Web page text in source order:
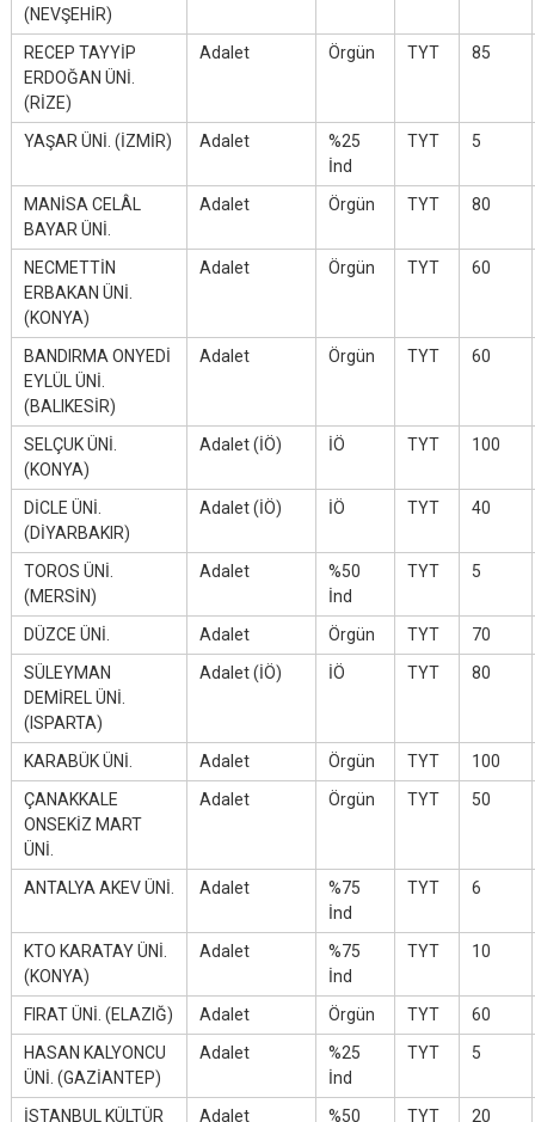
(NEVŞEHİR)
RECEP TAYYİP
ERDOĞAN ÜNİ.
(RİZE)
Adalet Örgün TYT 85
YAŞAR ÜNİ. (İZMİR) Adalet
%25
İnd
TYT 5
MANİSA CELÂL
BAYAR ÜNİ.
Adalet Örgün TYT 80
NECMETTİN
ERBAKAN ÜNİ.
(KONYA)
Adalet Örgün TYT 60
BANDIRMA ONYEDİ
EYLÜL ÜNİ.
(BALIKESİR)
Adalet Örgün TYT 60
SELÇUK ÜNİ.
(KONYA)
Adalet (İÖ) İÖ TYT 100
DİCLE ÜNİ.
(DİYARBAKIR)
Adalet (İÖ) İÖ TYT 40
TOROS ÜNİ.
(MERSİN)
Adalet
%50
İnd
TYT 5
DÜZCE ÜNİ. Adalet Örgün TYT
70
SÜLEYMAN
DEMİREL ÜNİ.
(ISPARTA)
Adalet (İÖ) İÖ TYT 80
KARABÜK ÜNİ. Adalet Örgün TYT
100
ÇANAKKALE
ONSEKİZ MART
ÜNİ.
Adalet Örgün TYT 50
ANTALYA AKEV ÜNİ. Adalet
%75
İnd
TYT 6
KTO KARATAY ÜNİ.
(KONYA)
Adalet
%75
İnd
TYT 10
FIRAT ÜNİ. (ELAZIĞ) Adalet Örgün TYT
60
HASAN KALYONCU
ÜNİ. (GAZİANTEP)
Adalet
%25
İnd
TYT 5
İSTANBUL KÜLTÜR Adalet %50 TYT 20